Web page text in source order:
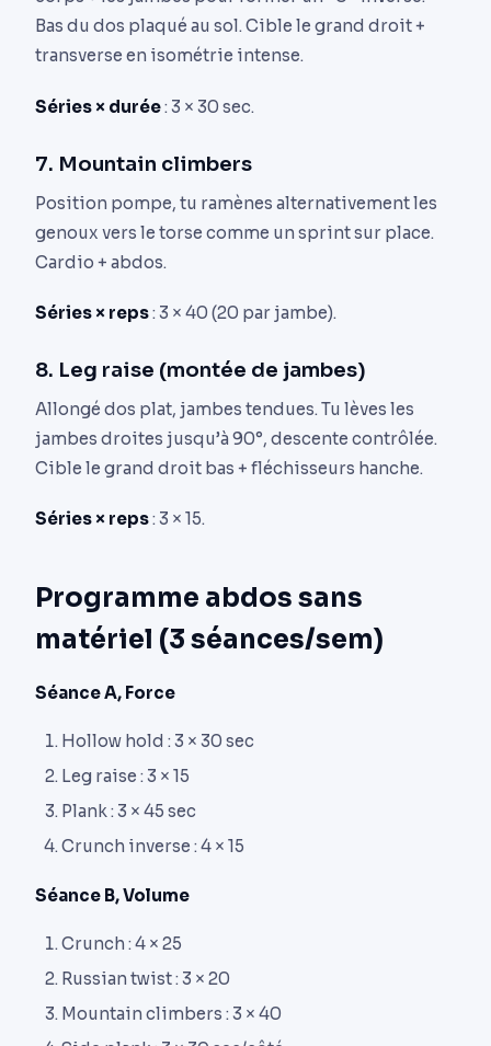
Bas du dos plaqué au sol. Cible le grand droit +
transverse en isométrie intense.
Séries × durée: 3 × 30 sec.
7. Mountain climbers
Position pompe, tu ramènes alternativement les
genoux vers le torse comme un sprint sur place.
Cardio + abdos.
Séries × reps: 3 × 40 (20 par jambe).
8. Leg raise (montée de jambes)
Allongé dos plat, jambes tendues. Tu lèves les
jambes droites jusqu’à 90°, descente contrôlée.
Cible le grand droit bas + fléchisseurs hanche.
Séries × reps: 3 × 15.
Programme abdos sans
matériel (3 séances/sem)
Séance A, Force
Hollow hold : 3 × 30 sec
Leg raise : 3 × 15
Plank : 3 × 45 sec
Crunch inverse : 4 × 15
Séance B, Volume
Crunch : 4 × 25
Russian twist : 3 × 20
Mountain climbers : 3 × 40